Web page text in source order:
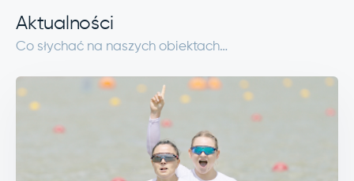
Aktualności
Co słychać na naszych obiektach…